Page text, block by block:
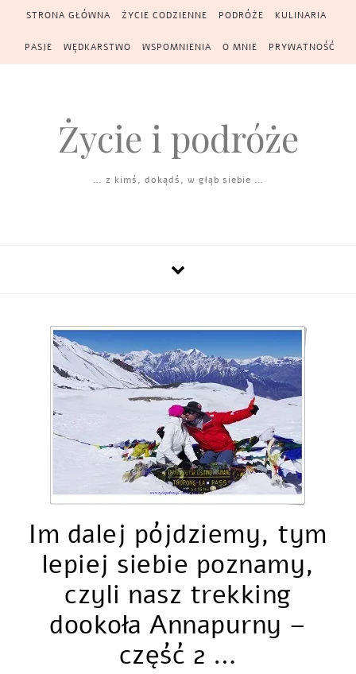
Skip to content
STRONA GŁÓWNA ŻYCIE CODZIENNE PODRÓŻE KULINARIA
PASJE WĘDKARSTWO WSPOMNIENIA O MNIE PRYWATNOŚĆ
Życie i podróże
… z kimś, dokądś, w głąb siebie …
Im dalej pójdziemy, tym
lepiej siebie poznamy,
czyli nasz trekking
dookoła Annapurny –
część 2 …